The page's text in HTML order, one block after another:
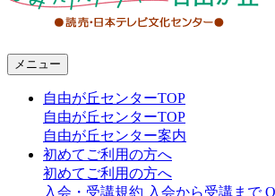
メニュー
自由が丘センターTOP
自由が丘センターTOP
自由が丘センター案内
初めてご利用の方へ
初めてご利用の方へ
入会・受講規約 入会から受講まで